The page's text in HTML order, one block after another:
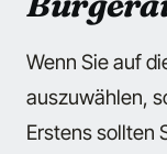
Wenn Sie auf
auszuwählen,
Erstens sollten